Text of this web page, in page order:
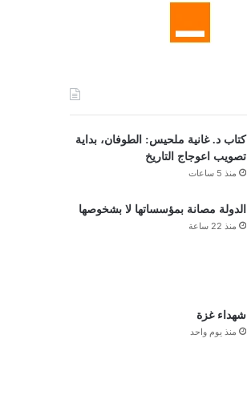
كتاب د. غانية ملحيس: الطوفان، بداية
تصويب اعوجاج التاريخ
منذ 5 ساعات
الدولة مصانة بمؤسساتها لا بشخوصها
منذ 22 ساعة
شهداء غزة
منذ يوم واحد